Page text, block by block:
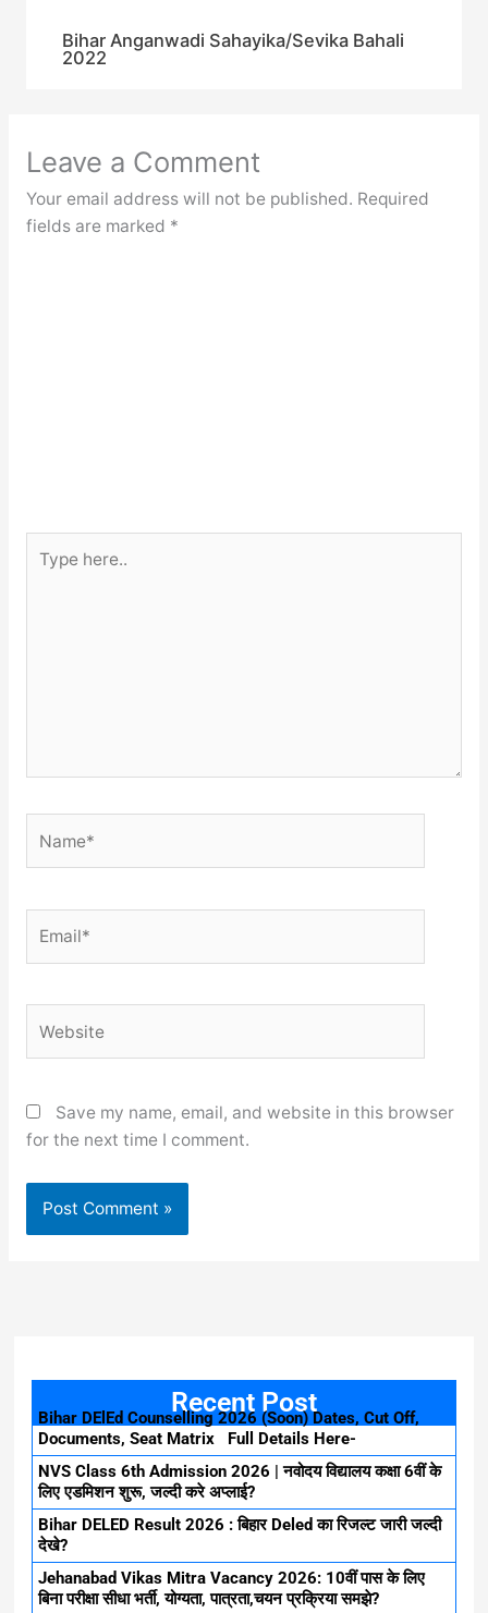
Bihar Anganwadi Sahayika/Sevika Bahali
2022
Leave a Comment
Your email address will not be published. Required
fields are marked *
here..
Save my name, email, and website in this browser
for the next time I comment.
Recent Post
Bihar DElEd Counselling 2026 (Soon) Dates, Cut Off,
Documents, Seat Matrix Full Details Here-
NVS Class 6th Admission 2026 | नवोदय विद्यालय कक्षा 6वीं के
लिए एडमिशन शुरू, जल्दी करे अप्लाई?
Bihar DELED Result 2026 : बिहार Deled का रिजल्ट जारी जल्दी
देखे?
Jehanabad Vikas Mitra Vacancy 2026: 10वीं पास के लिए
बिना परीक्षा सीधा भर्ती, योग्यता, पात्रता,चयन प्रक्रिया समझे?